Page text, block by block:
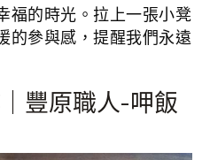
福的時光。拉上一張小凳
的參與感，提醒我們永遠
豐原職人-呷飯